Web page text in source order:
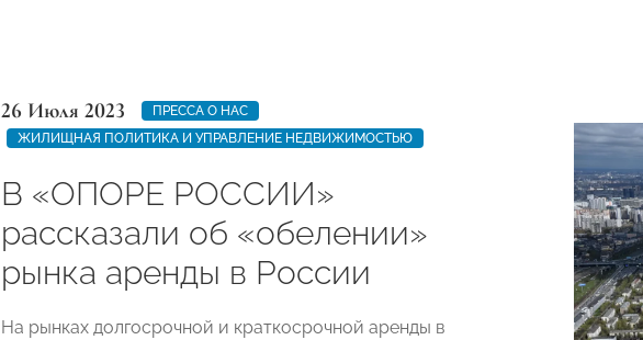
26 Июля 2023
ПРЕССА О НАС
ЖИЛИЩНАЯ ПОЛИТИКА И УПРАВЛЕНИЕ НЕДВИЖИМОСТЬЮ
В «ОПОРЕ РОССИИ»
рассказали об «обелении»
рынка аренды в России
На рынках долгосрочной и краткосрочной аренды в